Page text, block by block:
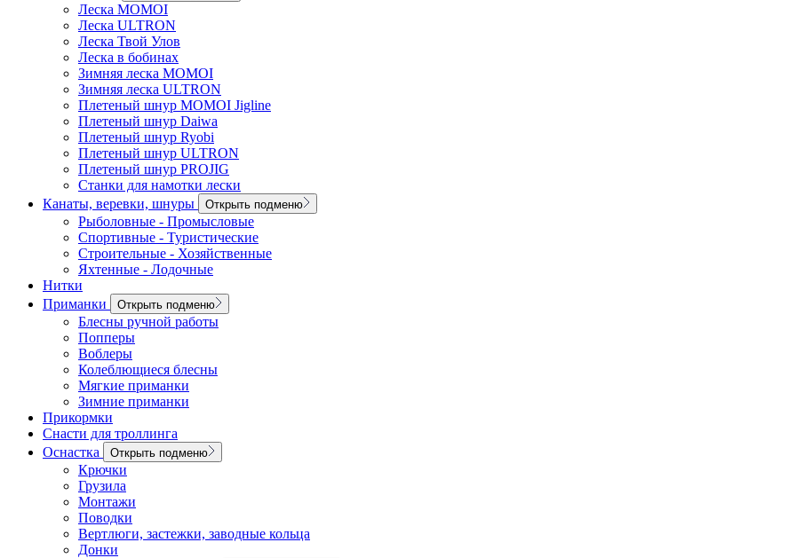
Леска MOMOI
Леска ULTRON
Леска Твой Улов
Леска в бобинах
Зимняя леска MOMOI
Зимняя леска ULTRON
Плетеный шнур MOMOI Jigline
Плетеный шнур Daiwa
Плетеный шнур Ryobi
Плетеный шнур ULTRON
Плетеный шнур PROJIG
Станки для намотки лески
Канаты, веревки, шнуры
Открыть подменю
Рыболовные - Промысловые
Спортивные - Туристические
Строительные - Хозяйственные
Яхтенные - Лодочные
Нитки
Приманки
Открыть подменю
Блесны ручной работы
Попперы
Воблеры
Колеблющиеся блесны
Мягкие приманки
Зимние приманки
Прикормки
Снасти для троллинга
Оснастка
Открыть подменю
Крючки
Грузила
Монтажи
Поводки
Вертлюги, застежки, заводные кольца
Донки